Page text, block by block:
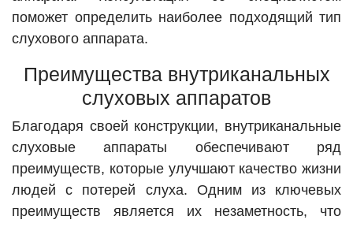
поможет определить наиболее подходящий тип
слухового аппарата.
Преимущества внутриканальных
слуховых аппаратов
Благодаря своей конструкции, внутриканальные
слуховые аппараты обеспечивают ряд
преимуществ, которые улучшают качество жизни
людей с потерей слуха. Одним из ключевых
преимуществ является их незаметность, что